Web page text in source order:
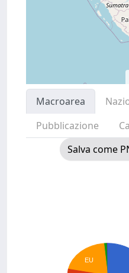
Macroarea
Pubblicazione
Salva come
EU